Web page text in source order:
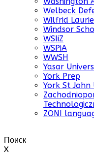
Welbeck
Wilfrid
Windsor
WSIiZ
WSPiA
WWSH
Yasar
York Prep
York St John
ZONI
Поиск
X